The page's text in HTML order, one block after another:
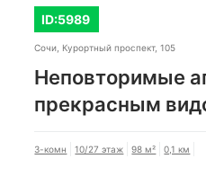
ID:5989
Сочи, Курортный проспект, 105
Неповторимые
прекрасным
3-комн 10/27 этаж 98 м² 0,1 км